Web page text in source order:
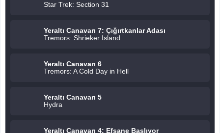
Star Trek: Section 31
Yeraltı Canavarı 7: Çığırtkanlar Adası
Tremors: Shrieker Island
Yeraltı Canavarı 6
Tremors: A Cold Day in Hell
Yeraltı Canavarı 5
Hydra
Yeraltı Canavarı 4: Efsane Başlıyor